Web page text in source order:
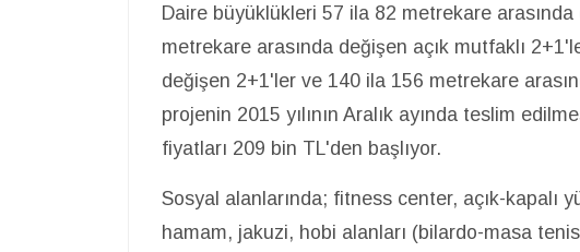
Daire büyüklükleri 57 ila 82 metrekare
metrekare arasında değişen açık mutfaklı
değişen 2+1'ler ve 140 ila 156 metrekare
projenin 2015 yılının Aralık ayında teslim
fiyatları 209 bin TL'den başlıyor.
Sosyal alanlarında; fitness center, açık-kapalı
hamam, jakuzi, hobi alanları (bilardo-masa